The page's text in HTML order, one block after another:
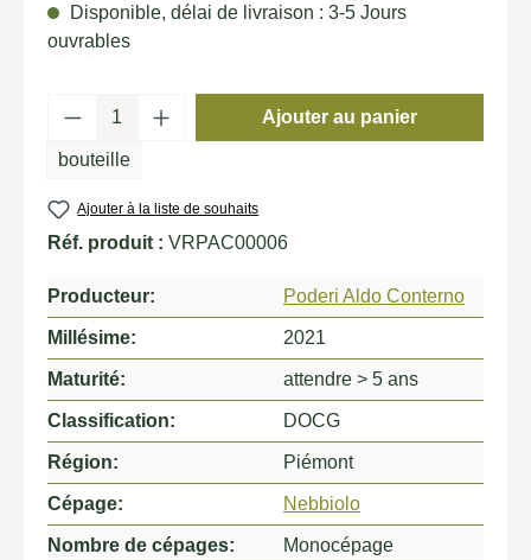
Disponible, délai de livraison : 3-5 Jours
ouvrables
Quantité de produit : Entrez la quantité
bouteille
Ajouter au panier
Ajouter à la liste de souhaits
Réf. produit : VRPAC00006
Producteur: Poderi Aldo Conterno
Millésime: 2021
Maturité: attendre > 5 ans
Classification: DOCG
Région: Piémont
Cépage: Nebbiolo
Nombre de cépages: Monocépage